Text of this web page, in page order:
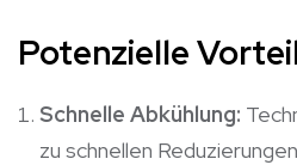
Potenzielle
Schnelle Abkühlung:
zu schnellen